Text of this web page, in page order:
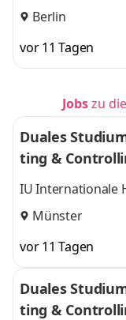
Berlin
vor 11 Tagen
Jobszu
Duales
ting &
uell
IU Internationale
Münster
vor 11 Tagen
Duales
ting &